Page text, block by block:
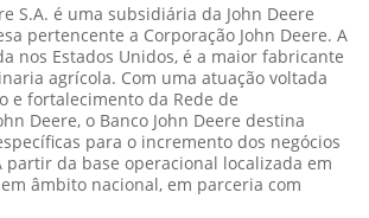
S.A. é uma subsidiária da John Deere
pertencente a Corporação John Deere. A
nos Estados Unidos, é a maior fabricante
agrícola. Com uma atuação voltada
e fortalecimento da Rede de
Deere, o Banco John Deere destina
para o incremento dos negócios
partir da base operacional localizada em
âmbito nacional, em parceria com